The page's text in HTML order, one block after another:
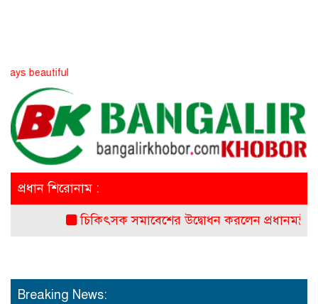
beautiful
প্রধান শিরোনাম :
চিকিৎসক সমাবেশের উদ্বোধন করলেন প্রধানমন্ত্রী
Breaking News: